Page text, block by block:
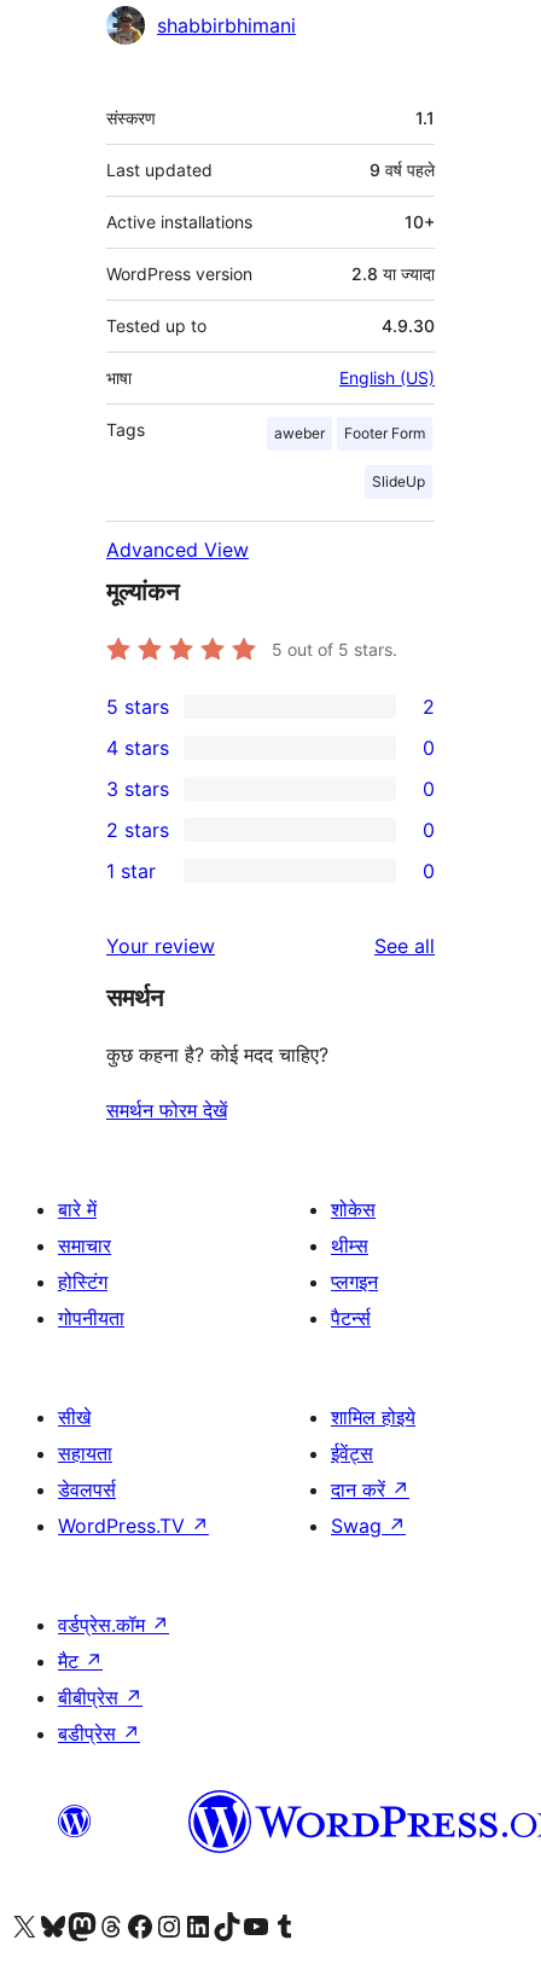
योगदानकर्ताshabbirbhimani
मेटा
संस्करण 1.1
Last updated 9 वर्ष पहले
Active installations 10+
WordPress version 2.8 या ज्यादा
Tested up to 4.9.30
भाषा English (US)
Tags aweber Footer Form
SlideUp
Advanced View
मूल्यांकन
5 out of 5 stars.
2
5-
star
reviews
5 stars 2
4-
star
reviews
4 stars 0
0
3-
star
3 stars 0
2-
reviews
2 stars 0
star
reviews
1 star 0
Your review See all
समर्थन
कुछ कहना है? कोई मदद चाहिए?
समर्थन फोरम देखें
बारे में
समाचार
होस्टिंग
गोपनीयता
शोकेस
थीम्स
प्लगइन
पैटर्न्स
सीखे
सहायता
डेवलपर्स
WordPress.TV ↗
शामिल होइये
ईवेंट्स
दान करें ↗
Swag ↗
वर्डप्रेस.कॉम ↗
मैट ↗
बीबीप्रेस ↗
बडीप्रेस ↗
Visit our X (formerly Twitter) account
हमारे बलुस्की खाते पर जाएँVisit our Mastodon account
हमारे थ्रेड्स अकाउंट पर जाएंहमारे फेसबुक पेज पर जाएँहमारे इंस्टाग्राम अकाउंट पर जाएंहमारे लिंक्डइन खाते पर जाएँहमारे टिकटॉक खाते पर जाएँहमारे यूट्यूब चैनल पर जाएंहमारे Tumblr खाते पर जाएँ